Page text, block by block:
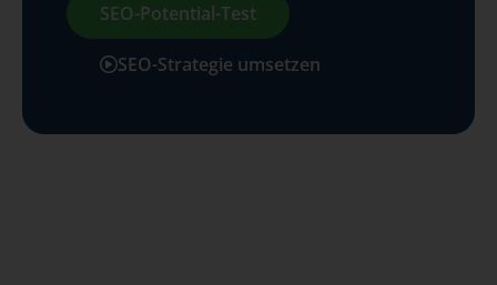
SEO-Potential-Test
SEO-Strategie umsetzen